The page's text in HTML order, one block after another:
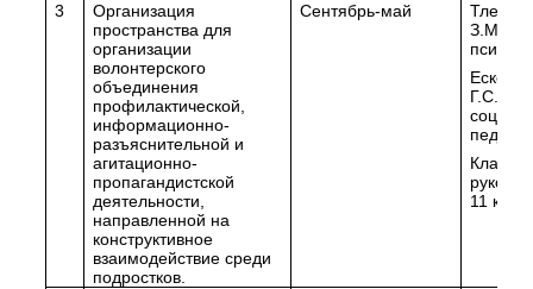
3
Организация
пространства для
организации
волонтерского
объединения
профилактической,
информационно-
разъяснительной и
агитационно-
пропагандистской
деятельности,
направленной на
конструктивное
взаимодействие среди
подростков.
Сентябрь-май
З.М.
Г.С.,
педагог
11